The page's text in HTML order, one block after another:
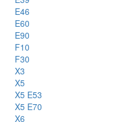
E46
E60
E90
F10
F30
X3
X5
X5 E53
X5 E70
X6